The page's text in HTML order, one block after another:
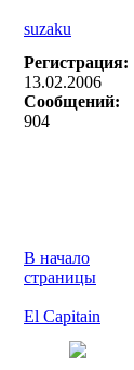
suzaku
Регистрация:
13.02.2006
Сообщений:
904
В начало
страницы
El Capitain